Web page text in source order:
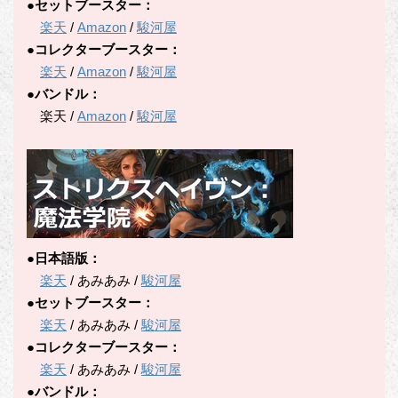
●セットブースター：
楽天 / Amazon /駿河屋
●コレクターブースター：
楽天 / Amazon /駿河屋
●バンドル：
楽天 / Amazon /駿河屋
●日本語版：
楽天 / あみあみ /駿河屋
●セットブースター：
楽天 / あみあみ /駿河屋
●コレクターブースター：
楽天 / あみあみ /駿河屋
●バンドル：